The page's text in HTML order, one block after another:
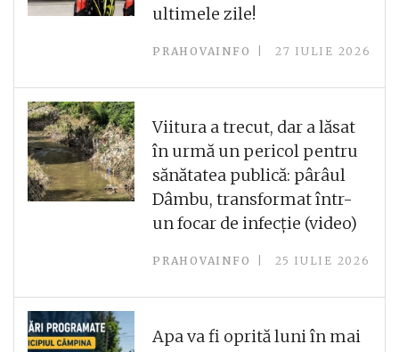
ultimele zile!
PRAHOVAINFO 27 IULIE 2026
Viitura a trecut, dar a lăsat
în urmă un pericol pentru
sănătatea publică: pârâul
Dâmbu, transformat într-
un focar de infecție (video)
PRAHOVAINFO 25 IULIE 2026
Apa va fi oprită luni în mai